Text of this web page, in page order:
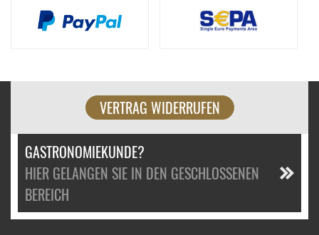
VERTRAG WIDERRUFEN
GASTRONOMIEKUNDE?
HIER GELANGEN SIE IN DEN GESCHLOSSENEN
BEREICH